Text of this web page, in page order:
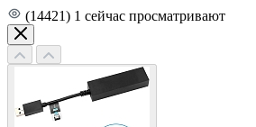
(14421) 1 сейчас просматривают